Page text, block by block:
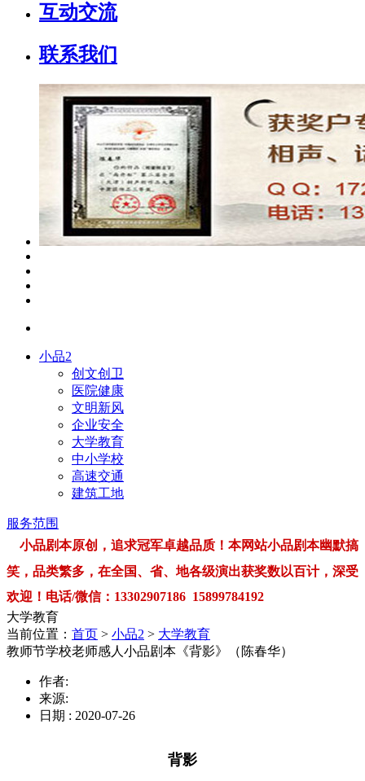
互动交流
联系我们
小品2
创文创卫
医院健康
文明新风
企业安全
大学教育
中小学校
高速交通
建筑工地
服务范围
小品剧本原创，追求冠军卓越品质！本网站小品剧本幽默搞
笑，品类繁多，在全国、省、地各级演出获奖数以百计，深受
欢迎！电话/微信：13302907186 15899784192
大学教育
当前位置： 首页 > 小品2 > 大学教育
教师节学校老师感人小品剧本《背影》（陈春华）
作者:
来源:
日期 : 2020-07-26
背影